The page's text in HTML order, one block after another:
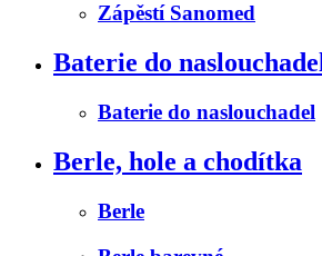
Zápěstí Sanomed
Baterie do naslouchadel
Baterie do naslouchadel
Berle, hole a chodítka
Berle